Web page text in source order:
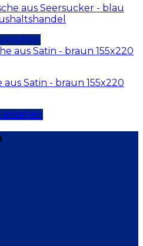
aus Seersucker - blau
Satin - braun 155x220